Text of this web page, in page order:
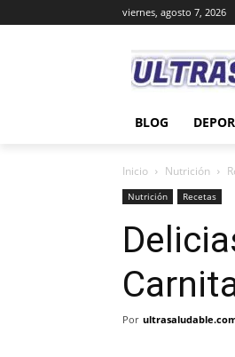
viernes, agosto 7, 2026
BLOG
Inicio Nutrición
Nutrición Recetas
Por